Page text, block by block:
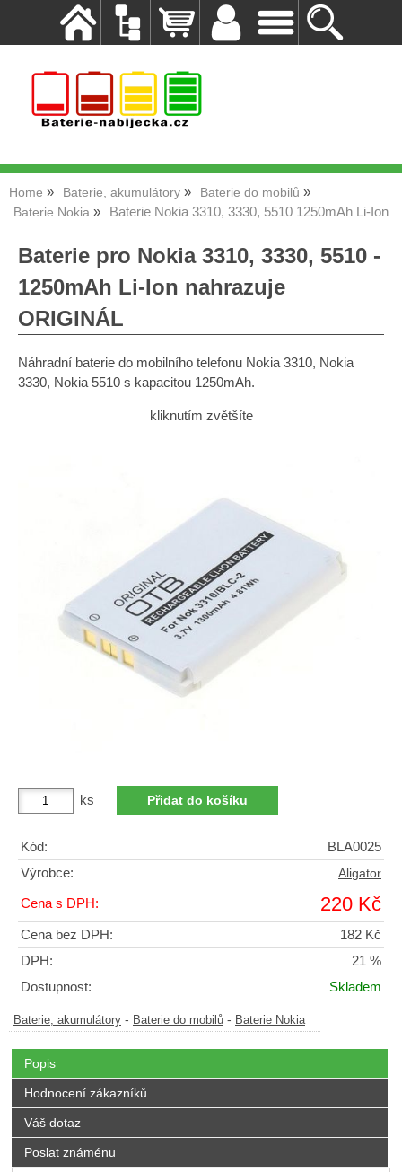
Home Baterie, akumulátory
Baterie do mobilů
Baterie Nokia
Baterie Nokia 3310, 3330, 5510 1250mAh Li-Ion
Baterie pro Nokia 3310, 3330, 5510 -
1250mAh Li-Ion nahrazuje
ORIGINÁL
Náhradní baterie do mobilního telefonu Nokia 3310, Nokia
3330, Nokia 5510 s kapacitou 1250mAh.
kliknutím zvětšíte
ks
Kód:
BLA0025
Výrobce:
Aligator
Cena s DPH: 220 Kč
Cena bez DPH:
182 Kč
DPH:
21 %
Dostupnost:
Skladem
Baterie, akumulátory - Baterie do mobilů - Baterie Nokia
Popis
Hodnocení zákazníků
Váš dotaz
Poslat známénu